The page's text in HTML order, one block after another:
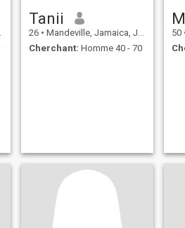
Tanii
26 • Mandeville, Jamaica, Jamaique
Cherchant: Homme 40 - 70
50